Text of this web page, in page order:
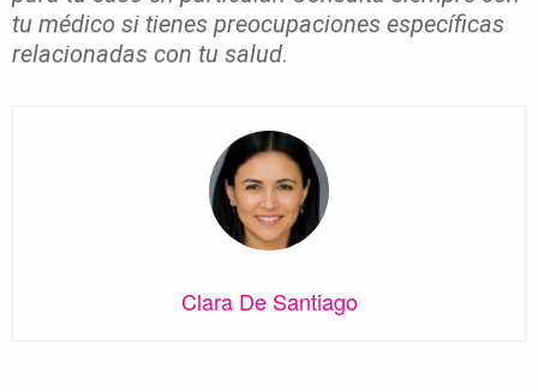
tu médico si tienes preocupaciones específicas
relacionadas con tu salud.
Clara De Santiago